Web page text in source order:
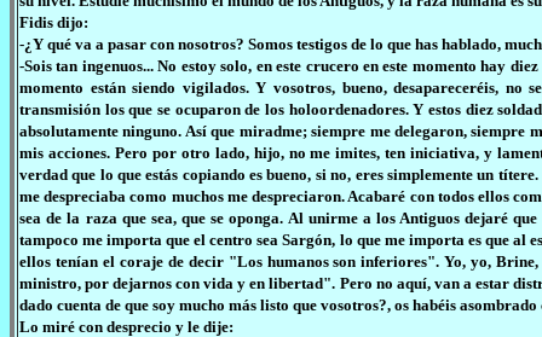
Fidis dijo:
-¿Y qué va a pasar con nosotros? Somos testigos de lo que has hablado,
-Sois tan ingenuos... No estoy solo, en este crucero en este momento hay
momento están siendo vigilados. Y vosotros, bueno, desapareceréis,
transmisión los que se ocuparon de los holoordenadores. Y estos diez
absolutamente ninguno. Así que miradme; siempre me delegaron,
mis acciones. Pero por otro lado, hijo, no me imites, ten iniciativa, y
verdad que lo que estás copiando es bueno, si no, eres simplemente un
me despreciaba como muchos me despreciaron. Acabaré con todos ellos
sea de la raza que sea, que se oponga. Al unirme a los Antiguos dejaré
tampoco me importa que el centro sea Sargón, lo que me importa es que
ellos tenían el coraje de decir "Los humanos son inferiores". Yo, yo,
ministro, por dejarnos con vida y en libertad". Pero no aquí, van a estar
dado cuenta de que soy mucho más listo que vosotros?, os habéis
Lo miré con desprecio y le dije: